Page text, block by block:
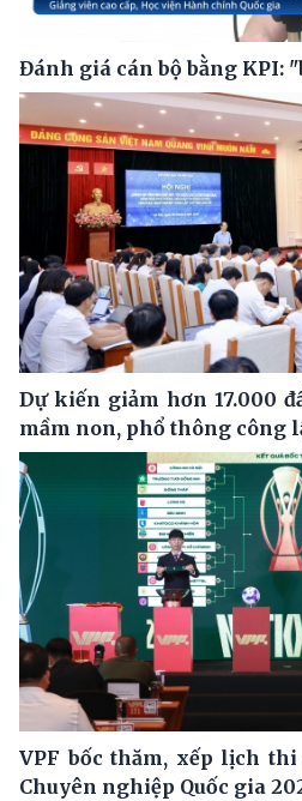
Đánh giá cán bộ bằng KPI:
Dự kiến giảm hơn 17.000
mầm non, phổ thông công
VPF bốc thăm, xếp lịch
Chuyên nghiệp Quốc gia